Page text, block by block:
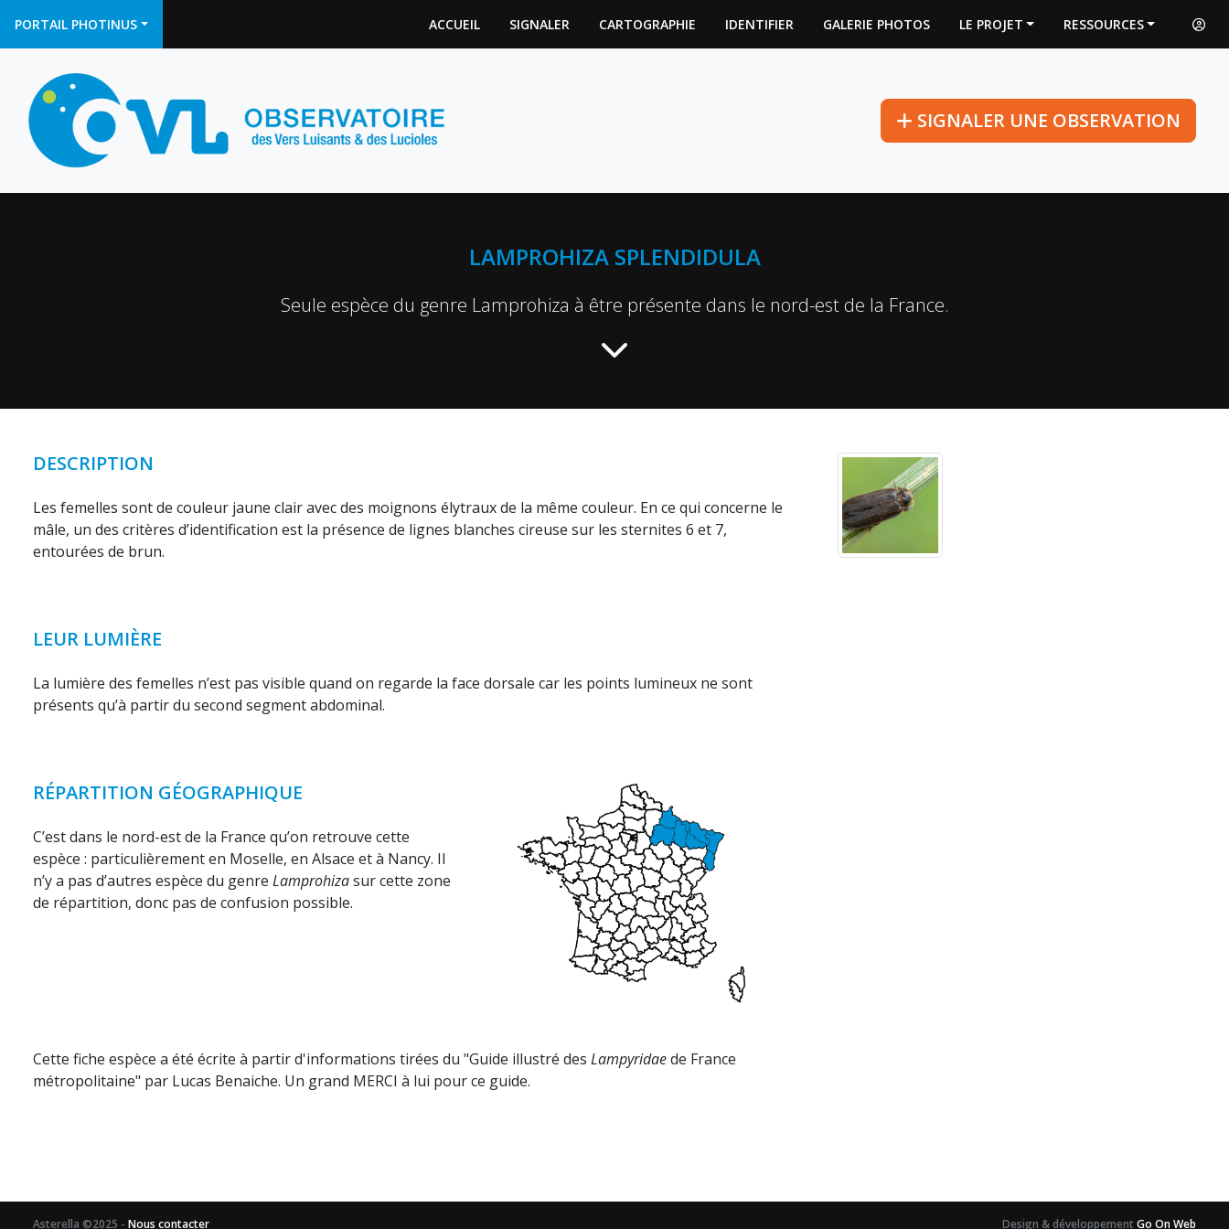
PORTAIL PHOTINUS ACCUEIL SIGNALER CARTOGRAPHIE IDENTIFIER GALERIE PHOTOS LE PROJET RESSOURCES
SIGNALER UNE OBSERVATION
LAMPROHIZA SPLENDIDULA
Seule espèce du genre Lamprohiza à être présente dans le nord-est de la France.
DESCRIPTION
Les femelles sont de couleur jaune clair avec des moignons élytraux de la même couleur. En ce qui concerne le
mâle, un des critères d’identification est la présence de lignes blanches cireuse sur les sternites 6 et 7,
entourées de brun.
LEUR LUMIÈRE
La lumière des femelles n’est pas visible quand on regarde la face dorsale car les points lumineux ne sont
présents qu’à partir du second segment abdominal.
RÉPARTITION GÉOGRAPHIQUE
C’est dans le nord-est de la France qu’on retrouve cette
espèce : particulièrement en Moselle, en Alsace et à Nancy. Il
n’y a pas d’autres espèce du genre Lamprohizasur cette zone
de répartition, donc pas de confusion possible.
Cette fiche espèce a été écrite à partir d'informations tirées du "Guide illustré des Lampyridaede France
métropolitaine" par Lucas Benaiche. Un grand MERCI à lui pour ce guide.
Asterella ©2025 - Nous contacter Design & développement Go On Web